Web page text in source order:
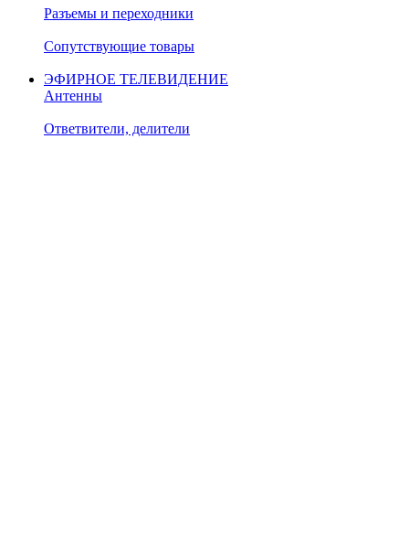
Разъемы и переходники
Сопутствующие товары
ЭФИРНОЕ ТЕЛЕВИДЕНИЕ
Антенны
Ответвители, делители